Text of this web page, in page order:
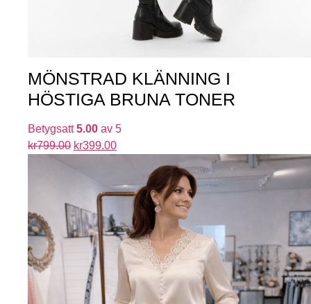
MÖNSTRAD KLÄNNING I
HÖSTIGA BRUNA TONER
Betygsatt5.00 av 5
kr799.00 kr399.00